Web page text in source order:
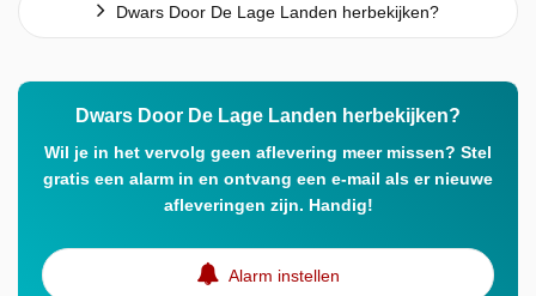
Dwars Door De Lage Landen herbekijken?
Dwars Door De Lage Landen herbekijken?
Wil je in het vervolg geen aflevering meer missen? Stel
gratis een alarm in en ontvang een e-mail als er nieuwe
afleveringen zijn. Handig!
Alarm instellen